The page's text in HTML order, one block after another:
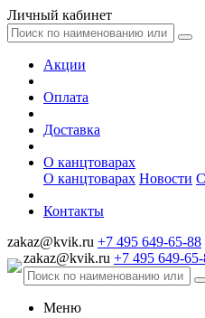
Личный кабинет
Акции
Оплата
Доставка
О канцтоварах
О канцтоварах Новости
Контакты
zakaz@kvik.ru +7 495 649-65-88
zakaz@kvik.ru +7 495 649-
Меню